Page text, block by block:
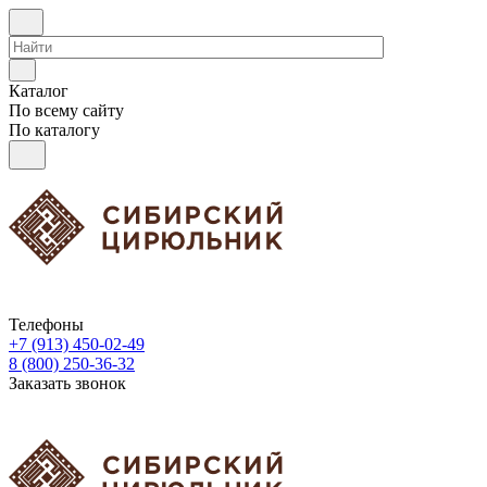
Каталог
По всему сайту
По каталогу
Телефоны
+7 (913) 450-02-49
8 (800) 250-36-32
Заказать звонок